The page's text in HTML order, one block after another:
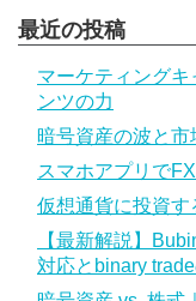
最近の投稿
マーケティング
ンツの力
暗号資産の波と市
スマホアプリで
仮想通貨に投資
【最新解説】
対応とbinary